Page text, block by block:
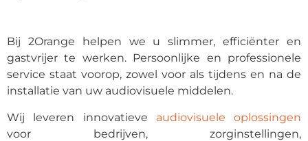
Bij 2Orange helpen we u slimmer, efficiënter en
gastvrijer te werken. Persoonlijke en professionele
service staat voorop, zowel voor als tijdens en na de
installatie van uw audiovisuele middelen.
Wij leveren innovatieve audiovisuele oplossingen
voor bedrijven, zorginstellingen,